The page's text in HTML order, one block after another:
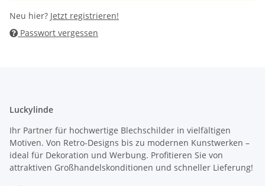
Neu hier? Jetzt registrieren!
Passwort vergessen
Luckylinde
Ihr Partner für hochwertige Blechschilder in vielfältigen
Motiven. Von Retro-Designs bis zu modernen Kunstwerken –
ideal für Dekoration und Werbung. Profitieren Sie von
attraktiven Großhandelskonditionen und schneller Lieferung!